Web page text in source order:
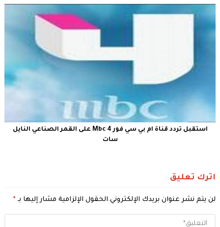
استقبل تردد قناة ام بي سي فور Mbc 4 على القمر الصناعي النايل
سات
اترك تعليق
لن يتم نشر عنوان بريدك الإلكتروني.الحقول الإلزامية مشار إليها بـ *